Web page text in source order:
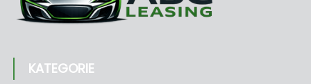
KATEGORIE